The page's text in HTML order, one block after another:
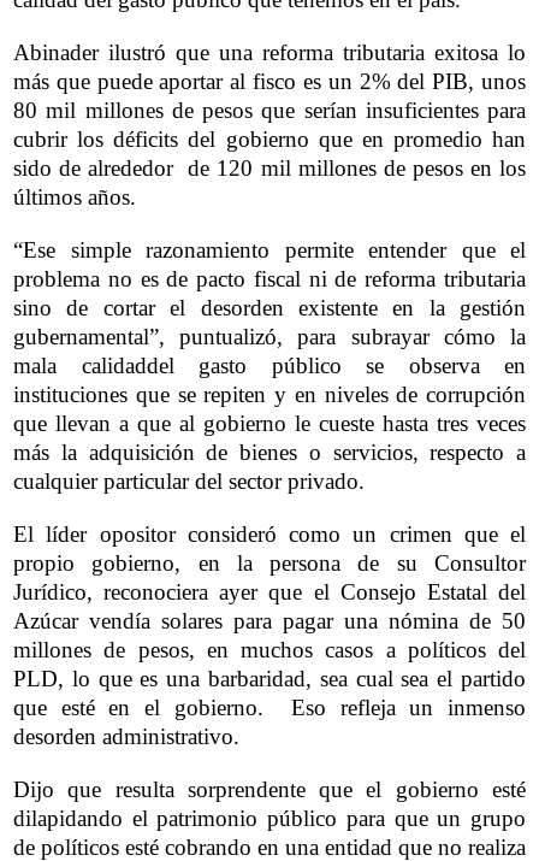
Abinader ilustró que una reforma tributaria exitosa lo
más que puede aportar al fisco es un 2% del PIB, unos
80 mil millones de pesos que serían insuficientes para
cubrir los déficits del gobierno que en promedio han
sido de alrededor de 120 mil millones de pesos en los
últimos años.
“Ese simple razonamiento permite entender que el
problema no es de pacto fiscal ni de reforma tributaria
sino de cortar el desorden existente en la gestión
gubernamental”, puntualizó, para subrayar cómo la
mala calidaddel gasto público se observa en
instituciones que se repiten y en niveles de corrupción
que llevan a que al gobierno le cueste hasta tres veces
más la adquisición de bienes o servicios, respecto a
cualquier particular del sector privado.
El líder opositor consideró como un crimen que el
propio gobierno, en la persona de su Consultor
Jurídico, reconociera ayer que el Consejo Estatal del
Azúcar vendía solares para pagar una nómina de 50
millones de pesos, en muchos casos a políticos del
PLD, lo que es una barbaridad, sea cual sea el partido
que esté en el gobierno. Eso refleja un inmenso
desorden administrativo.
Dijo que resulta sorprendente que el gobierno esté
dilapidando el patrimonio público para que un grupo
de políticos esté cobrando en una entidad que no realiza